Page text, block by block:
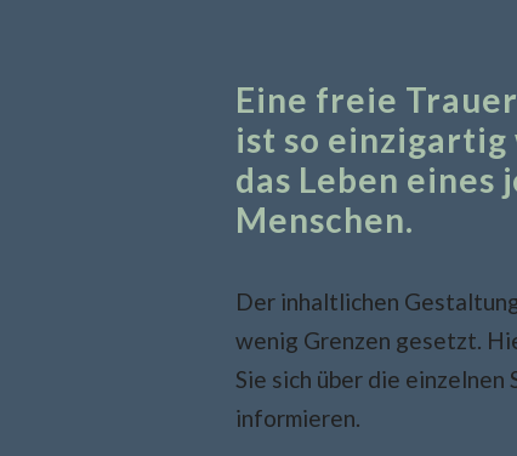
Eine freie
ist so einzigartig
das Leben eines
Menschen.
Der inhaltlichen
wenig Grenzen gesetzt.
Sie sich über die einzelnen
informieren.